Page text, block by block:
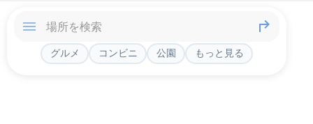
グルメ コンビニ 公園 もっと見る